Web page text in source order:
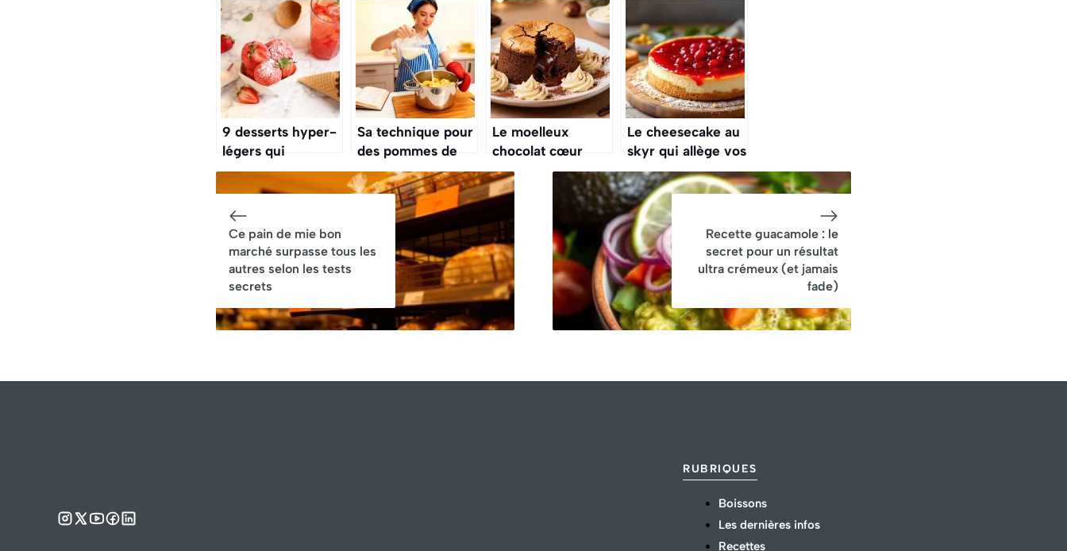
9 desserts hyper-
légers qui
rafraîchissent
vraiment : le
numéro 6 va vous
étonner
Sa technique pour
des pommes de
terre parfaites va
vraiment vous
étonner
Le moelleux
chocolat cœur
marron-vanille qui
rend accro
Le cheesecake au
skyr qui allège vos
desserts préférés
Ce pain de mie bon
marché surpasse tous les
autres selon les tests
secrets
Recette guacamole : le
secret pour un résultat
ultra crémeux (et jamais
fade)
RUBRIQUES
Boissons
Les dernières infos
Recettes